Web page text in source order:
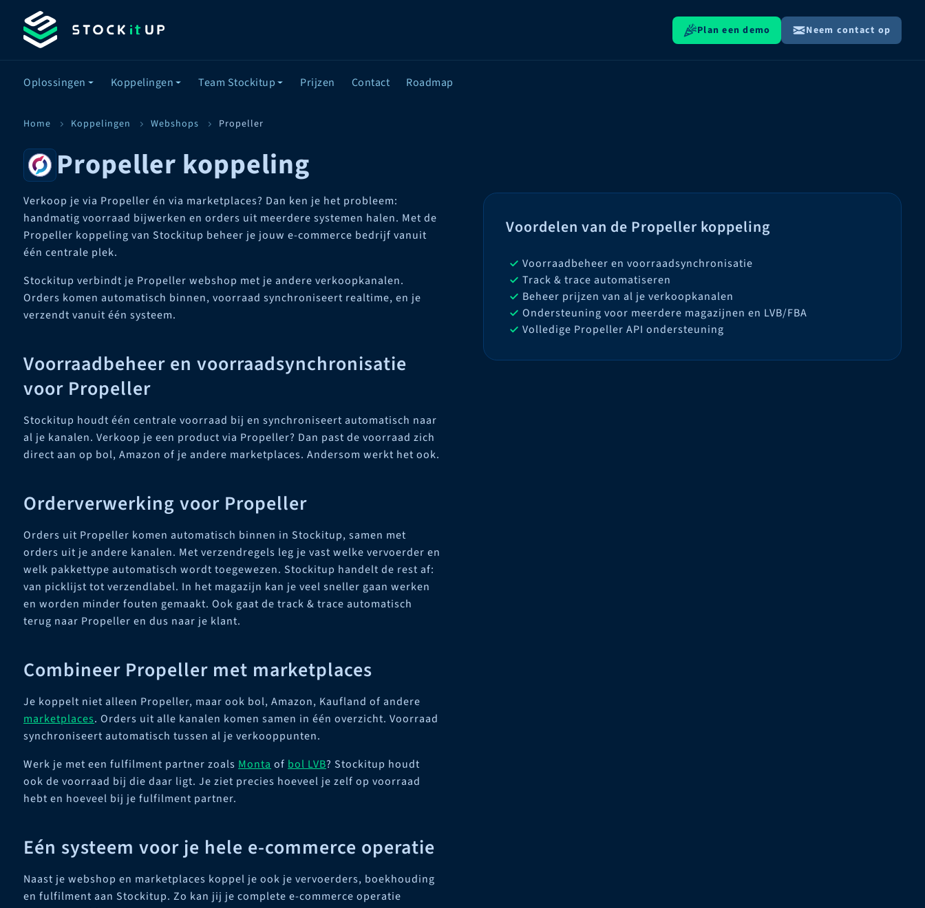
Plan een demo Neem contact op
Oplossingen Koppelingen Team Stockitup Prijzen Contact Roadmap
Home Koppelingen Webshops Propeller
Propeller koppeling
Verkoop je via Propeller én via marketplaces? Dan ken je het probleem:
handmatig voorraad bijwerken en orders uit meerdere systemen halen. Met de
Propeller koppeling van Stockitup beheer je jouw e-commerce bedrijf vanuit
één centrale plek.
Stockitup verbindt je Propeller webshop met je andere verkoopkanalen.
Orders komen automatisch binnen, voorraad synchroniseert realtime, en je
verzendt vanuit één systeem.
Voorraadbeheer en voorraadsynchronisatie
voor Propeller
Stockitup houdt één centrale voorraad bij en synchroniseert automatisch naar
al je kanalen. Verkoop je een product via Propeller? Dan past de voorraad zich
direct aan op bol, Amazon of je andere marketplaces. Andersom werkt het ook.
Orderverwerking voor Propeller
Orders uit Propeller komen automatisch binnen in Stockitup, samen met
orders uit je andere kanalen. Met verzendregels leg je vast welke vervoerder en
welk pakkettype automatisch wordt toegewezen. Stockitup handelt de rest af:
van picklijst tot verzendlabel. In het magazijn kan je veel sneller gaan werken
en worden minder fouten gemaakt. Ook gaat de track & trace automatisch
terug naar Propeller en dus naar je klant.
Combineer Propeller met marketplaces
Je koppelt niet alleen Propeller, maar ook bol, Amazon, Kaufland of andere
marketplaces. Orders uit alle kanalen komen samen in één overzicht. Voorraad
synchroniseert automatisch tussen al je verkooppunten.
Werk je met een fulfilment partner zoals Monta of bol LVB? Stockitup houdt
ook de voorraad bij die daar ligt. Je ziet precies hoeveel je zelf op voorraad
hebt en hoeveel bij je fulfilment partner.
Eén systeem voor je hele e-commerce operatie
Naast je webshop en marketplaces koppel je ook je vervoerders, boekhouding
en fulfilment aan Stockitup. Zo kan jij je complete e-commerce operatie
Voordelen van de Propeller koppeling
Voorraadbeheer en voorraadsynchronisatie
Track & trace automatiseren
Beheer prijzen van al je verkoopkanalen
Ondersteuning voor meerdere magazijnen en LVB/FBA
Volledige Propeller API ondersteuning